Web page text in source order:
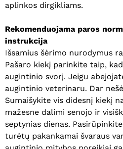
aplinkos dirgikliams.
Rekomenduojama paros
instrukcija
Išsamius šėrimo nurodymus
Pašaro kiekį parinkite taip,
augintinio svorį. Jeigu
augintinio veterinaru. Dar
Sumaišykite vis didesnį kiekį
mažesne dalimi senojo ir
septynias dienas.
turėtų pakankamai švaraus